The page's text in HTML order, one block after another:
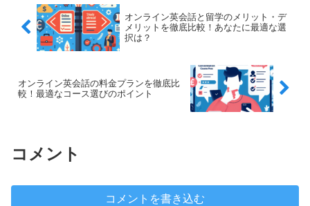
オンライン英会話と留学のメリット・デ
メリットを徹底比較！あなたに最適な選
択は？
オンライン英会話の料金プランを徹底比
較！最適なコース選びのポイント
コメント
コメントを書き込む